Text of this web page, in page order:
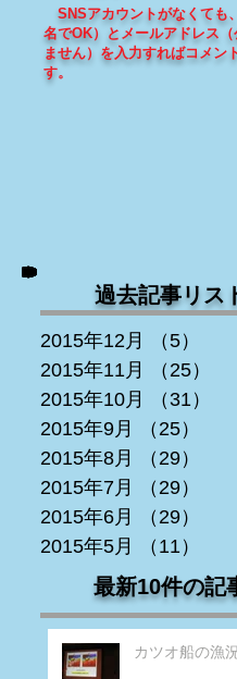
SNSアカウントがなくても、
名でOK）とメールアドレス（
ません）を入力すればコメン
す。
過去記事リス
2015年12月 （5）
2015年11月
（25）
2015年10月
（31）
2015年9月
（25）
2015年8月
（29）
2015年7月
（29）
2015年6月
（29）
2015年5月
（11）
最新10件の記
カツオ船の漁況